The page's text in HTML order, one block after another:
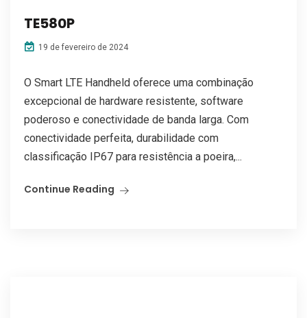
TE580P
19 de fevereiro de 2024
O Smart LTE Handheld oferece uma combinação
excepcional de hardware resistente, software
poderoso e conectividade de banda larga. Com
conectividade perfeita, durabilidade com
classificação IP67 para resistência a poeira,...
Continue Reading